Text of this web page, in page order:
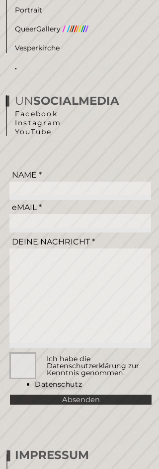
Portrait
QueerGallery ///////////
Vesperkirche
.
UNSOCIALMEDIA
Facebook
Instagram
YouTube
NAME
eMAIL
DEINE NACHRICHT
Ich habe die
Datenschutzerklärung zur
Kenntnis genommen.
Datenschutz
Absenden
IMPRESSUM